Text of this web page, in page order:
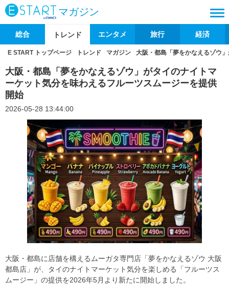
マガジン
総合 トレンド エンタメ 旅行 経済
E START トップページ トレンド マガジン 大阪・都島「夢をかなえるゾウ
大阪・都島「夢をかなえるゾウ」がタイのナイトマ
ーケット気分を味わえるフルーツスムージーを提供
開始
2026-05-28 13:44:00
大阪・都島に店舗を構えるムーガタ専門店「夢をかなえるゾウ 大阪
都島店」が、タイのナイトマーケット気分を楽しめる「フルーツス
ムージー」の提供を2026年5月より新たに開始しました。